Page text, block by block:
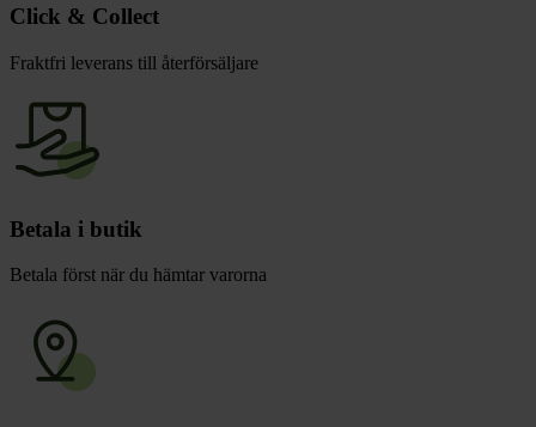
Click & Collect
Fraktfri leverans till återförsäljare
Betala i butik
Betala först när du hämtar varorna